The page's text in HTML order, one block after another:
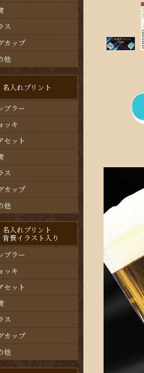
ス
カップ
他
名入れプリント
ブラー
ッキ
セット
ス
カップ
他
名入れプリント
背景イラスト入り
ブラー
ッキ
セット
ス
カップ
他